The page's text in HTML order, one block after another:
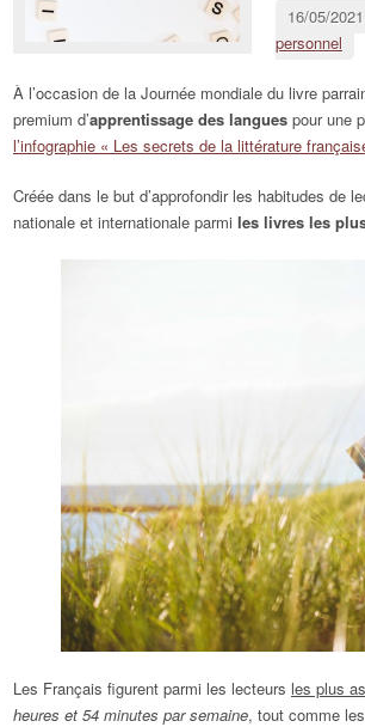
16/05/
personnel
À l’occasion de la Journée mondiale du livre
premium d’apprentissage des langues pour une
l’infographie « Les secrets de la littérature
Créée dans le but d’approfondir les habitudes de
nationale et internationale parmi les livres les
Les Français figurent parmi les lecteurs les plus
heures et 54 minutes par semaine, tout comme